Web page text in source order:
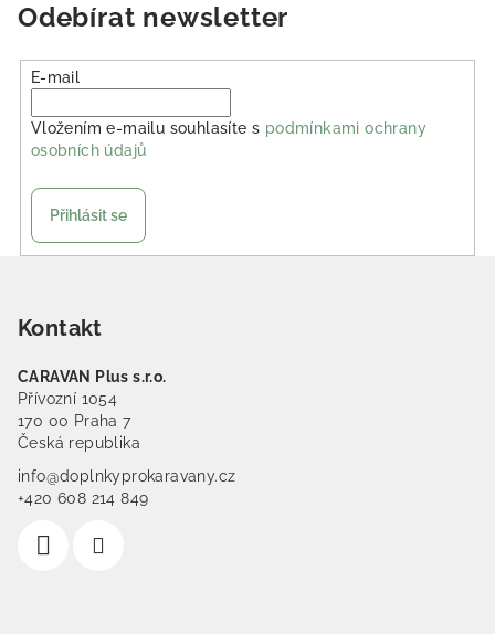
Odebírat newsletter
E-mail
Vložením e-mailu souhlasíte s podmínkami ochrany
osobních údajů
Přihlásit se
Kontakt
CARAVAN Plus s.r.o.
Přívozní 1054
170 00 Praha 7
Česká republika
info@doplnkyprokaravany.cz
+420 608 214 849